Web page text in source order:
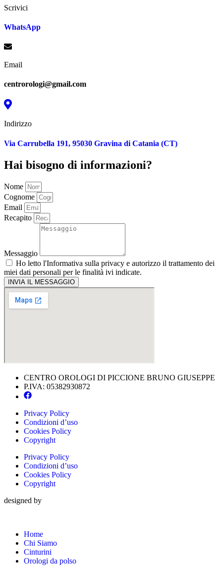
Scrivici
WhatsApp
Email
centrorologi@gmail.com
Indirizzo
Via Carrubella 191, 95030 Gravina di Catania (CT)
Hai bisogno di informazioni?
Nome
Cognome
Email
Recapito
Messaggio
Ho letto l'Informativa sulla privacy e autorizzo il trattamento dei
miei dati personali per le finalità ivi indicate.
INVIA IL MESSAGGIO
CENTRO OROLOGI DI PICCIONE BRUNO GIUSEPPE
P.IVA: 05382930872
Privacy Policy
Condizioni d’uso
Cookies Policy
Copyright
Privacy Policy
Condizioni d’uso
Cookies Policy
Copyright
designed by
Home
Chi Siamo
Cinturini
Orologi da polso